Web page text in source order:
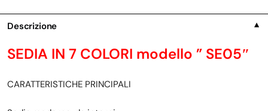
Descrizione ▼
SEDIA IN 7 COLORI modello ” SE05″
CARATTERISTICHE PRINCIPALI